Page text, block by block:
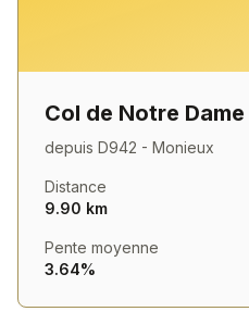
Col de Notre
depuis D942 - Monieux
Distance
9.90 km
Pente moyenne
3.64%